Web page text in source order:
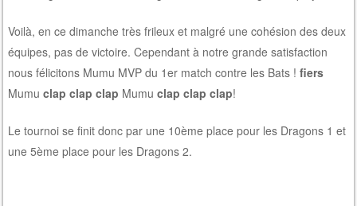
Voilà, en ce dimanche très frileux et malgré une cohésion des deux
équipes, pas de victoire. Cependant à notre grande satisfaction
nous félicitons Mumu MVP du 1er match contre les Bats !fiers
Mumuclap clap clap Mumuclap clap clap!
Le tournoi se finit donc par une 10ème place pour les Dragons 1 et
une 5ème place pour les Dragons 2.